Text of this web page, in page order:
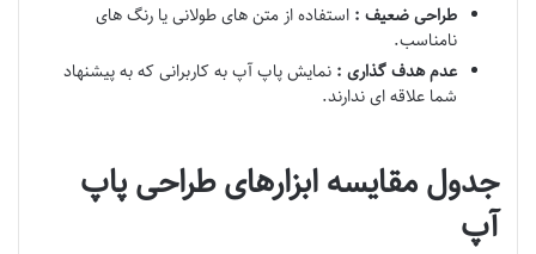
طراحی ضعیف : استفاده از متن های طولانی یا رنگ های
نامناسب.
عدم هدف گذاری : نمایش پاپ آپ به کاربرانی که به پیشنهاد
شما علاقه ای ندارند.
جدول مقایسه ابزارهای طراحی پاپ
آپ